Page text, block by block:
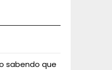
sabendo que